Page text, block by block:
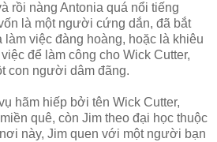
rồi nàng Antonia quá nổi tiếng
là một người cứng dắn, đã bắt
làm việc đàng hoàng, hoặc là khiêu
để làm công cho Wick Cutter,
con người dâm đãng.
hãm hiếp bởi tên Wick Cutter,
quê, còn Jim theo đại học thuộc
này, Jim quen với một người bạn